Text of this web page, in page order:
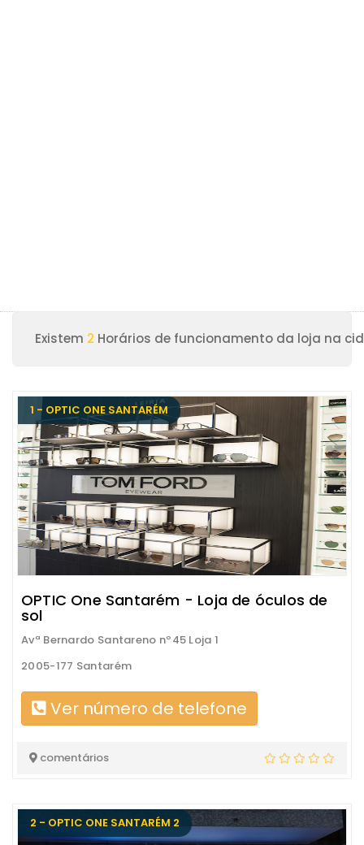
Existem 2 Horários de funcionamento da loja na
1 - OPTIC ONE SANTARÉM
OPTIC One Santarém - Loja de óculos de
sol
Avª Bernardo Santareno nº45 Loja 1
2005-177 Santarém
Ver número de telefone
comentários
2 - OPTIC ONE SANTARÉM 2